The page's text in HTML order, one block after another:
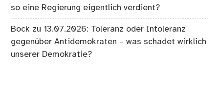
so eine Regierung eigentlich verdient?
Bock zu13.07.2026: Toleranz oder Intoleranz
gegenüber Antidemokraten – was schadet wirklich
unserer Demokratie?